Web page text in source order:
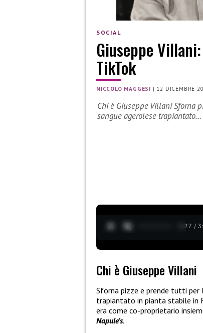
SOCIAL
Giuseppe
TikTok
NICCOLO MAGGESI | 12 DICEMBRE
Chi è Giuseppe Villani Sforna
sangue agerolese trapiantato…
0:28 /
Chi è Giuseppe Villani
Sforna pizze e prende tutti per
trapiantato in pianta stabile in
era come co-proprietario
Napule’s.